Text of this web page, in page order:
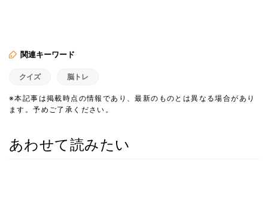
関連キーワード
クイズ 脳トレ
※本記事は掲載時点の情報であり、最新のものとは異なる場合があり
ます。予めご了承ください。
あわせて読みたい